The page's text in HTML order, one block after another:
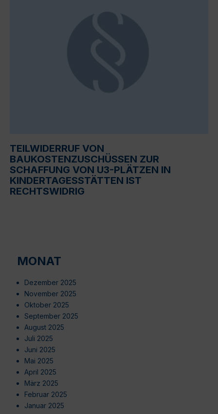
TEILWIDERRUF VON
BAUKOSTENZUSCHÜSSEN ZUR
SCHAFFUNG VON U3-PLÄTZEN IN
KINDERTAGESSTÄTTEN IST
RECHTSWIDRIG
MONAT
Dezember 2025
November 2025
Oktober 2025
September 2025
August 2025
Juli 2025
Juni 2025
Mai 2025
April 2025
März 2025
Februar 2025
Januar 2025